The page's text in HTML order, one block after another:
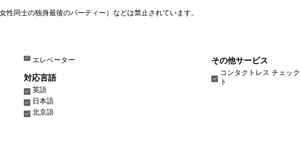
同士の独身最後のパーティー）などは禁止されています。
エレベーター
対応言語
英語
日本語
北京語
その他サービス
コンタクトレス チェッ
ト